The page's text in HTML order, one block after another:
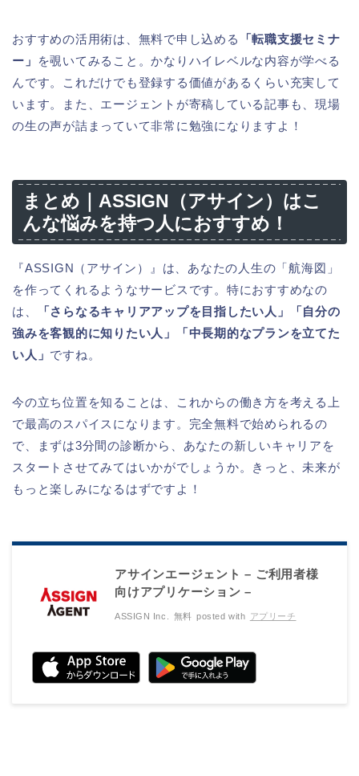
おすすめの活用術は、無料で申し込める
「転職支援セミナ
ー」
を覗いてみること。かなりハイレベルな内容が学べる
んです。これだけでも登録する価値があるくらい充実して
います。また、エージェントが寄稿している記事も、現場
の生の声が詰まっていて非常に勉強になりますよ！
まとめ｜ASSIGN（アサイン）はこ
んな悩みを持つ人におすすめ！
『ASSIGN（アサイン）』は、あなたの人生の「航海図」
を作ってくれるようなサービスです。特におすすめなの
は、
「さらなるキャリアアップを目指したい人」「自分の
強みを客観的に知りたい人」「中長期的なプランを立てた
い人」 ですね。
今の立ち位置を知ることは、これからの働き方を考える上
で最高のスパイスになります。完全無料で始められるの
で、まずは3分間の診断から、あなたの新しいキャリアを
スタートさせてみてはいかがでしょうか。きっと、未来が
もっと楽しみになるはずですよ！
アサインエージェント – ご利用者様
向けアプリケーション –
ASSIGN Inc. 無料 posted with アプリーチ